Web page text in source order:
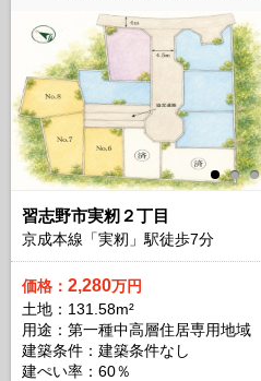
習志野市実籾２丁目
京成本線「実籾」駅徒歩7分
価格： 2,280万円
土地：131.58m²
用途：第一種中高層住居専用地域
建築条件： 建築条件なし
建ぺい率：60％